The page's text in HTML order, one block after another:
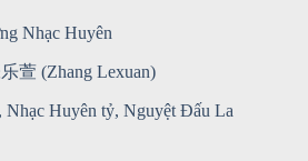
Nhạc Huyên
萱 (Zhang Lexuan)
Nhạc Huyên tỷ, Nguyệt Đấu La